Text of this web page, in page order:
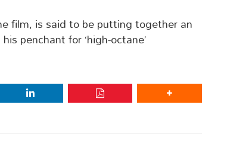
film, is said to be putting together an
penchant for ‘high-octane’